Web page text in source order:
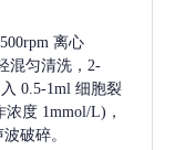
离心
混匀清洗，2-
0.5-1ml 细胞裂
度 1mmol/L)，
破碎。